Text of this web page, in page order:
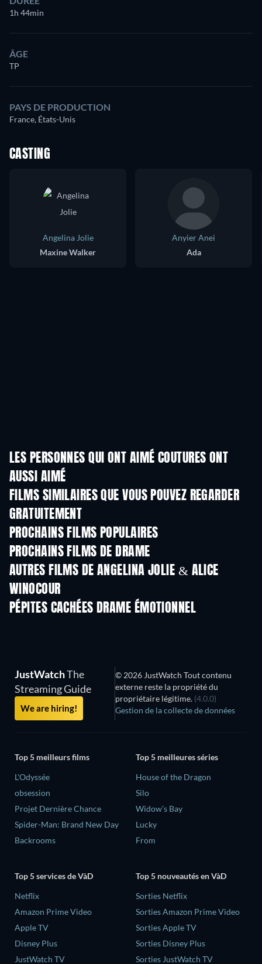
1h 44min
ÂGE
TP
PAYS DE PRODUCTION
France, États-Unis
CASTING
Angelina Jolie
Maxine Walker
Anyier Anei
Ada
LES PERSONNES QUI ONT AIMÉ COUTURES ONT
AUSSI AIMÉ
FILMS SIMILAIRES QUE VOUS POUVEZ REGARDER
GRATUITEMENT
PROCHAINS FILMS POPULAIRES
PROCHAINS FILMS DE DRAME
AUTRES FILMS DE ANGELINA JOLIE & ALICE
WINOCOUR
PÉPITES CACHÉES DRAME ÉMOTIONNEL
JustWatchThe
Streaming Guide
We are hiring!
© 2026 JustWatch Tout contenu
externe reste la propriété du
propriétaire légitime. (4.0.0)
Gestion de la collecte de données
Top 5 meilleurs films
L'Odyssée
obsession
Projet Dernière Chance
Spider-Man: Brand New Day
Backrooms
Top 5 meilleures séries
House of the Dragon
Silo
Widow’s Bay
Lucky
From
Top 5 services de VàD
Netflix
Amazon Prime Video
Apple TV
Disney Plus
JustWatch TV
Top 5 nouveautés en VàD
Sorties Netflix
Sorties Amazon Prime Video
Sorties Apple TV
Sorties Disney Plus
Sorties JustWatch TV